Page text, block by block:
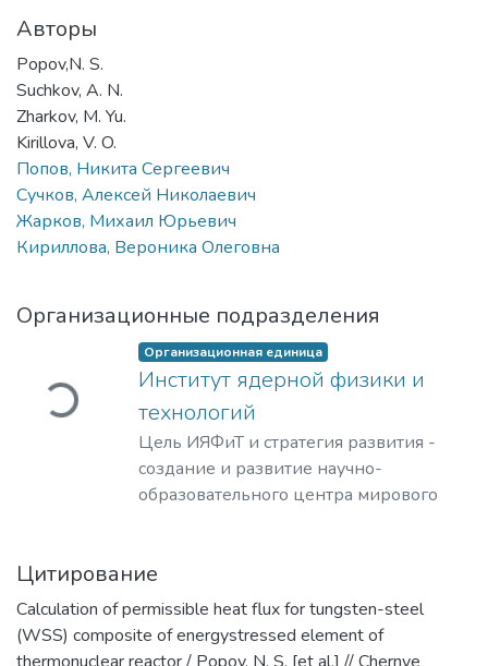
Авторы
Popov,N. S.
Suchkov, A. N.
Zharkov, M. Yu.
Kirillova, V. O.
Попов, Никита Сергеевич
Сучков, Алексей Николаевич
Жарков, Михаил Юрьевич
Кириллова, Вероника Олеговна
Организационные подразделения
Организационная единица
Институт ядерной физики и
технологий
Цель ИЯФиТ и стратегия развития -
создание и развитие научно-
образовательного центра мирового
материаловедения, физики
элементарных частиц, астрофизики и
космофизики.
Цитирование
Calculation of permissible heat flux for tungsten-steel
(WSS) composite of energystressed element of